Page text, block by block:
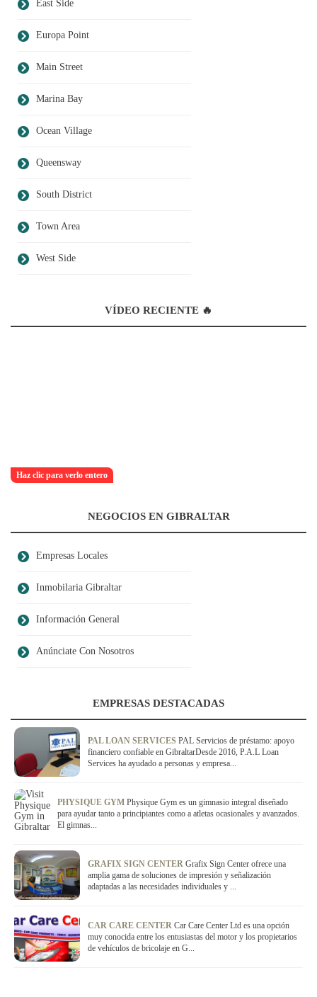
East Side
Europa Point
Main Street
Marina Bay
Ocean Village
Queensway
South District
Town Area
West Side
VÍDEO RECIENTE 🔥
Haz clic para verlo entero
NEGOCIOS EN GIBRALTAR
Empresas Locales
Inmobilaria Gibraltar
Información General
Anúnciate Con Nosotros
EMPRESAS DESTACADAS
PAL LOAN SERVICES PAL Servicios de préstamo: apoyo
financiero confiable en GibraltarDesde 2016, P.A.L Loan
Services ha ayudado a personas y empresa...
PHYSIQUE GYM Physique Gym es un gimnasio integral diseñado
para ayudar tanto a principiantes como a atletas ocasionales y avanzados.
El gimnas...
GRAFIX SIGN CENTER Grafix Sign Center ofrece una
amplia gama de soluciones de impresión y señalización
adaptadas a las necesidades individuales y ...
CAR CARE CENTER Car Care Center Ltd es una opción
muy conocida entre los entusiastas del motor y los propietarios
de vehículos de bricolaje en G...